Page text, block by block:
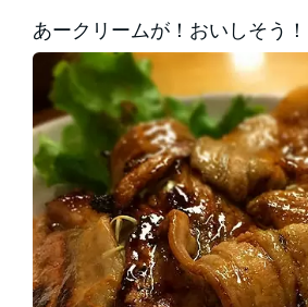
あークリームが！おいしそう！